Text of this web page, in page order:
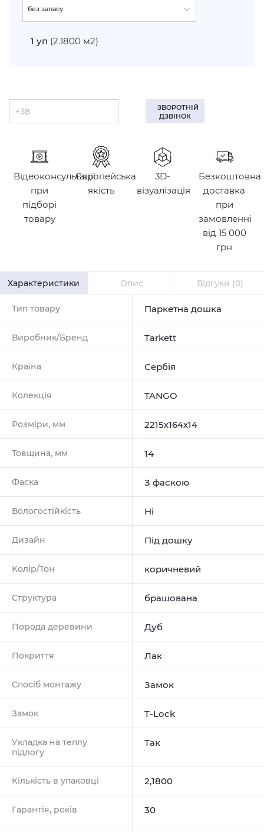
без запасу
1 уп (2.1800 м2)
ЗВОРОТНІЙ
ДЗВІНОК
Відеоконсультації
при
підборі
товару
Європейська
якість
3D-
візуалізація
Безкоштовна
доставка
при
замовленні
від 15 000
грн
Характеристики Опис Відгуки (0)
Тип товару Паркетна дошка
Виробник/Бренд Tarkett
Країна Сербія
Колекція TANGO
Розміри, мм 2215х164х14
Товщина, мм 14
Фаска З фаскою
Вологостійкість Ні
Дизайн Під дошку
Колір/Тон коричневий
Структура брашована
Порода деревини Дуб
Покриття Лак
Спосіб монтажу Замок
Замок T-Lock
Укладка на теплу
підлогу
Так
Кількість в упаковці 2,1800
Гарантія, років 30